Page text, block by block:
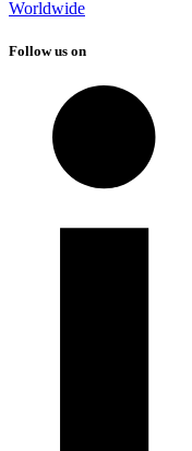
Worldwide
Follow us on